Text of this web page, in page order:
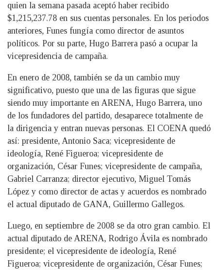
quien la semana pasada aceptó haber recibido
$1,215,237.78 en sus cuentas personales. En los periodos
anteriores, Funes fungía como director de asuntos
políticos. Por su parte, Hugo Barrera pasó a ocupar la
vicepresidencia de campaña.
En enero de 2008, también se da un cambio muy
significativo, puesto que una de las figuras que sigue
siendo muy importante en ARENA, Hugo Barrera, uno
de los fundadores del partido, desaparece totalmente de
la dirigencia y entran nuevas personas. El COENA quedó
así: presidente, Antonio Saca; vicepresidente de
ideología, René Figueroa; vicepresidente de
organización, César Funes; vicepresidente de campaña,
Gabriel Carranza; director ejecutivo, Miguel Tomás
López y como director de actas y acuerdos es nombrado
el actual diputado de GANA, Guillermo Gallegos.
Luego, en septiembre de 2008 se da otro gran cambio. El
actual diputado de ARENA, Rodrigo Ávila es nombrado
presidente; el vicepresidente de ideología, René
Figueroa; vicepresidente de organización, César Funes;